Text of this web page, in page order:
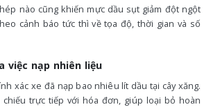
nào cũng khiến mực dầu sụt giảm đột ngột
cảnh báo tức thì về tọa độ, thời gian và số
việc nạp nhiên liệu
xác xe đã nạp bao nhiêu lít dầu tại cây xăng.
trực tiếp với hóa đơn, giúp loại bỏ hoàn